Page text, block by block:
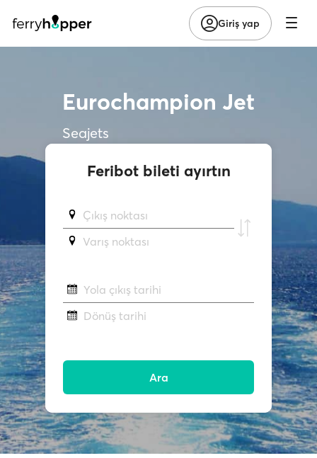
Giriş yap
Eurochampion Jet
Seajets
Feribot bileti ayırtın
Çıkış noktası
Varış noktası
Yola çıkış tarihi
Dönüş tarihi
Ara